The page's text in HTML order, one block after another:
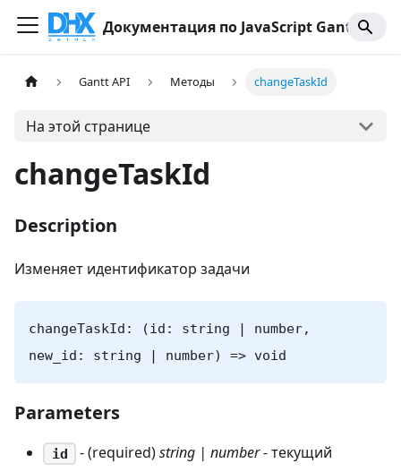
Документация по JavaScript Gantt
Gantt API Методы changeTaskId
На этой странице
changeTaskId
Description
Изменяет идентификатор задачи
changeTaskId: (id: string | number,
new_id: string | number) => void
Parameters
id - (required)string | number- текущий